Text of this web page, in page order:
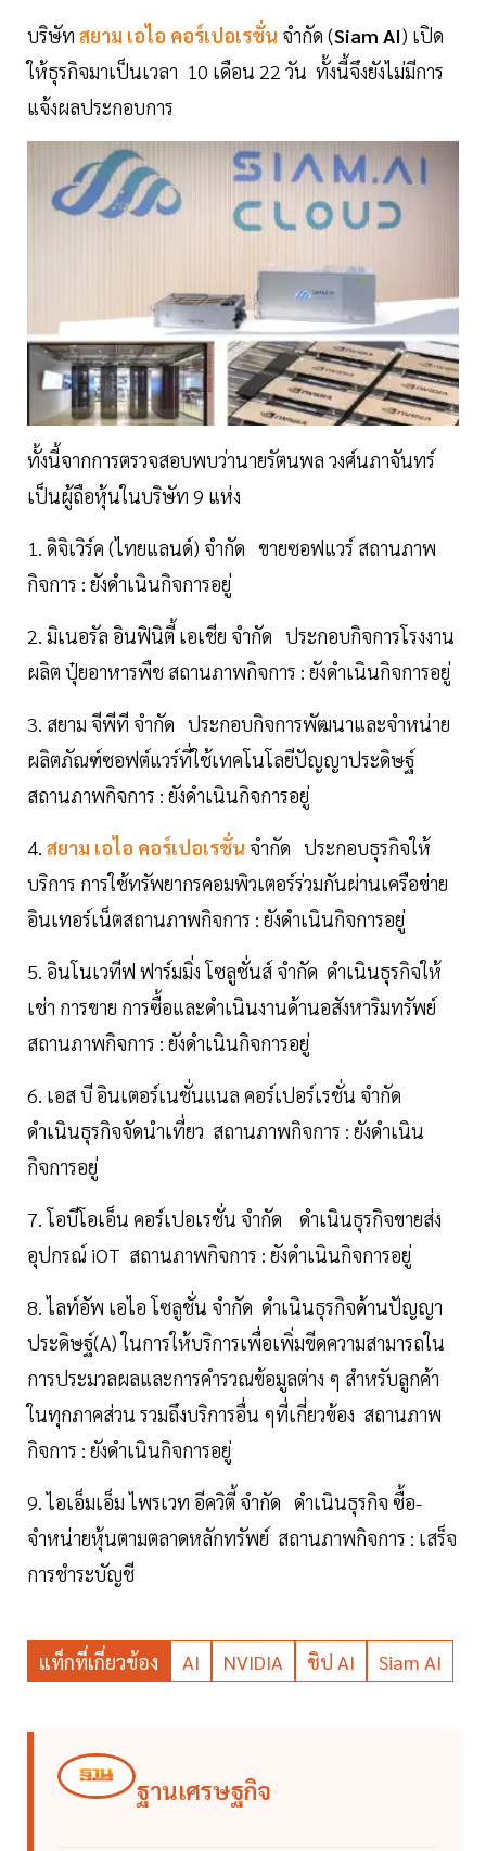
บริษัท สยาม เอไอ คอร์เปอเรชั่น จำกัด (Siam AI) เปิด
ให้ธุรกิจมาเป็นเวลา 10 เดือน 22 วัน ทั้งนี้จึงยังไม่มีการ
แจ้งผลประกอบการ
ทั้งนี้จากการตรวจสอบพบว่านายรัตนพล วงศ์นภาจันทร์
เป็นผู้ถือหุ้นในบริษัท 9 แห่ง
1. ดิจิเวิร์ค (ไทยแลนด์) จำกัด ขายซอฟแวร์ สถานภาพ
กิจการ : ยังดำเนินกิจการอยู่
2. มิเนอรัล อินฟินิตี้ เอเชีย จำกัด ประกอบกิจการโรงงาน
ผลิต ปุ๋ยอาหารพืช สถานภาพกิจการ : ยังดำเนินกิจการอยู่
3. สยาม จีพีที จำกัด ประกอบกิจการพัฒนาและจำหน่าย
ผลิตภัณฑ์ซอฟต์แวร์ที่ใช้เทคโนโลยีปัญญาประดิษฐ์
สถานภาพกิจการ : ยังดำเนินกิจการอยู่
4. สยาม เอไอ คอร์เปอเรชั่น จำกัด ประกอบธุรกิจให้
บริการ การใช้ทรัพยากรคอมพิวเตอร์ร่วมกันผ่านเครือข่าย
อินเทอร์เน็ตสถานภาพกิจการ : ยังดำเนินกิจการอยู่
5. อินโนเวทีฟ ฟาร์มมิ่ง โซลูชั่นส์ จำกัด ดำเนินธุรกิจให้
เช่า การขาย การซื้อและดำเนินงานด้านอสังหาริมทรัพย์
สถานภาพกิจการ : ยังดำเนินกิจการอยู่
6. เอส บี อินเตอร์เนชั่นแนล คอร์เปอร์เรชั่น จำกัด
ดำเนินธุรกิจจัดนำเที่ยว สถานภาพกิจการ : ยังดำเนิน
กิจการอยู่
7. โอบีโอเอ็น คอร์เปอเรชั่น จำกัด ดำเนินธุรกิจขายส่ง
อุปกรณ์ iOT สถานภาพกิจการ : ยังดำเนินกิจการอยู่
8. ไลท์อัพ เอไอ โซลูชั่น จำกัด ดำเนินธุรกิจด้านปัญญา
ประดิษฐ์(A) ในการให้บริการเพื่อเพิ่มขีดความสามารถใน
การประมวลผลและการคำรวณข้อมูลต่าง ๆ สำหรับลูกค้า
ในทุกภาคส่วน รวมถึงบริการอื่น ๆที่เกี่ยวข้อง สถานภาพ
กิจการ : ยังดำเนินกิจการอยู่
9. ไอเอ็มเอ็ม ไพรเวท อีควิตี้ จำกัด ดำเนินธุรกิจ ซื้อ-
จำหน่ายหุ้นตามตลาดหลักทรัพย์ สถานภาพกิจการ : เสร็จ
การชำระบัญชี
แท็กที่เกี่ยวข้อง AI NVIDIA ชิป AI Siam AI
ฐานเศรษฐกิจ